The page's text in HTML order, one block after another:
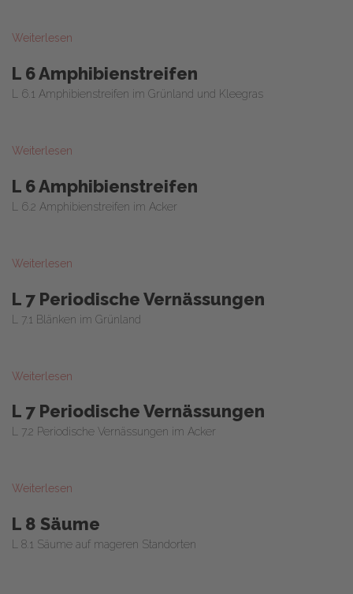
Weiterlesen
L 6 Amphibienstreifen
L 6.1 Amphibienstreifen im Grünland und Kleegras
Weiterlesen
L 6 Amphibienstreifen
L 6.2 Amphibienstreifen im Acker
Weiterlesen
L 7 Periodische Vernässungen
L 7.1 Blänken im Grünland
Weiterlesen
L 7 Periodische Vernässungen
L 7.2 Periodische Vernässungen im Acker
Weiterlesen
L 8 Säume
L 8.1 Säume auf mageren Standorten